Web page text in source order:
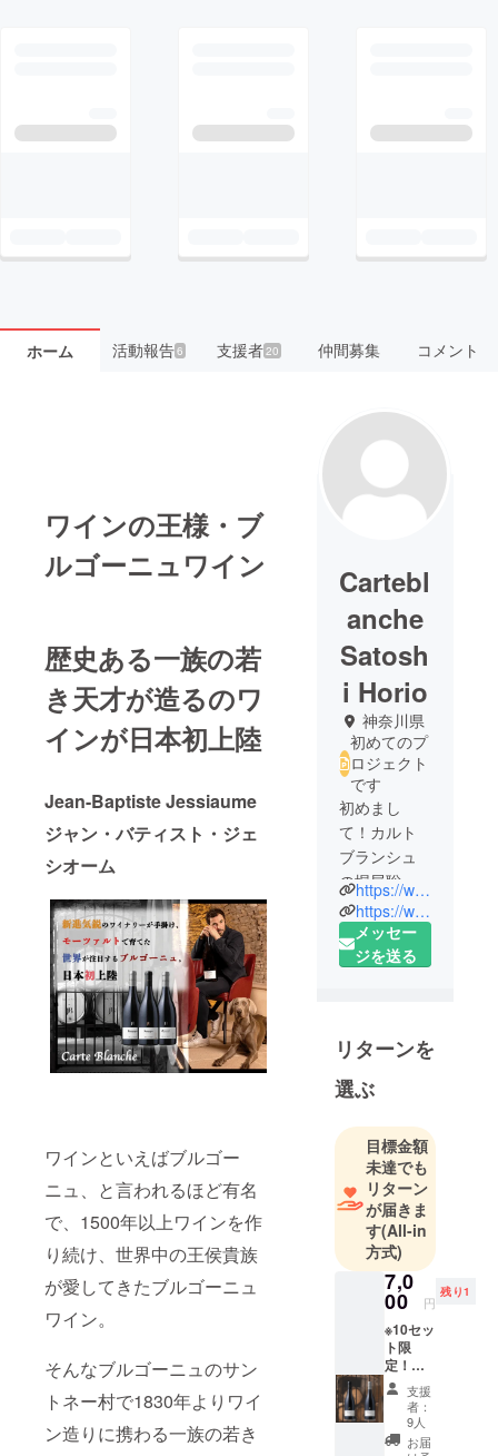
ホーム 活動報告6 支援者 20 仲間募集 コメント
ワインの王様・ブ
ルゴーニュワイン
歴史ある一族の若
き天才が造るのワ
インが日本初上陸
Jean-Baptiste Jessiaume
ジャン・バティスト・ジェ
シオーム
ワインといえばブルゴー
ニュ、と言われるほど有名
で、1500年以上ワインを作
り続け、世界中の王侯貴族
が愛してきたブルゴーニュ
ワイン。
そんなブルゴーニュのサン
トネー村で1830年よりワイ
ン造りに携わる一族の若き
Cartebl
anche
Satosh
i Horio
神奈川県
初めてのプ
ロジェクト
です
初めまし
て！カルト
ブランシュ
の堀尾聡と
申します。
ワインを中
心としたお
の様々なお
酒を取り
扱っていま
す。今まで
お酒の輸入
卸会社で10
年勤め、
5000種類以
上のお酒を
試してきま
した。まだ
世に知られ
ていない、
生産者の熱
い思いがこ
もった美味
しいお酒
https://www.facebook.com/carteblanche.yokohama
https://www.instagram.com/carteblanche_satoshihorio/tagged/
メッセー
ジを送る
リターンを
選ぶ
目標金額
未達でも
リターン
が届きま
す(All-in
方式)
7,0
00 円
残り1
※10セッ
ト限
定！
【数量
限定
10%割
引＆
支援
者：
9人
お届